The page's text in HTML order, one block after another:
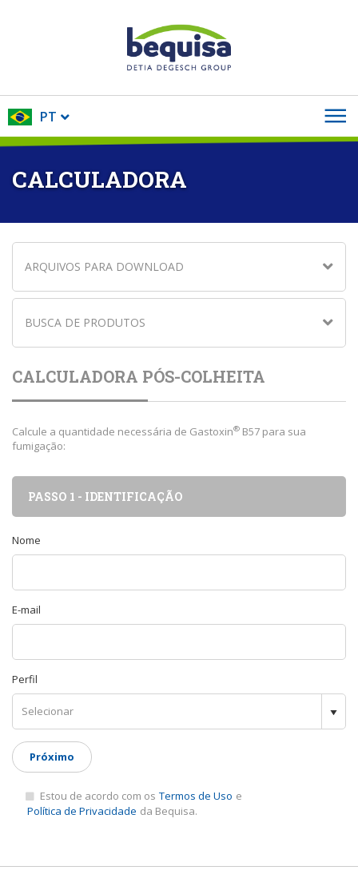
PT
CALCULADORA
ARQUIVOS PARA DOWNLOAD
BUSCA DE PRODUTOS
CALCULADORA PÓS-COLHEITA
Calcule a quantidade necessária de Gastoxin® B57 para sua
fumigação:
PASSO 1 - IDENTIFICAÇÃO
Nome
E-mail
Perfil
Próximo
Estou de acordo com os Termos de Uso e
Política de Privacidade da Bequisa.